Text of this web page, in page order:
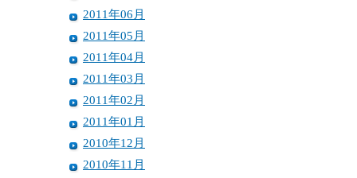
2011年06月
2011年05月
2011年04月
2011年03月
2011年02月
2011年01月
2010年12月
2010年11月